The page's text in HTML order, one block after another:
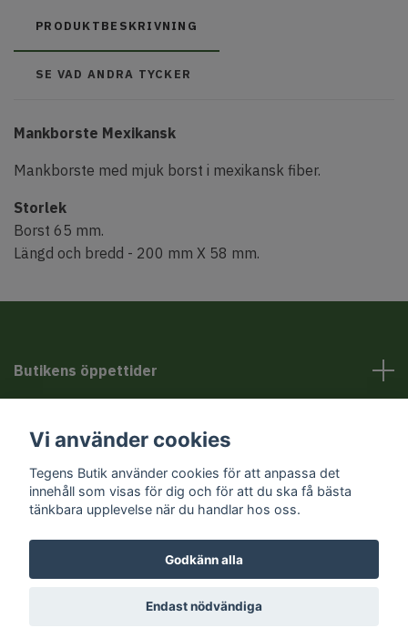
PRODUKTBESKRIVNING
SE VAD ANDRA TYCKER
Mankborste Mexikansk
Mankborste med mjuk borst i mexikansk fiber.
Storlek
Borst 65 mm.
Längd och bredd - 200 mm X 58 mm.
Butikens öppettider
Sociala medier
© 2026 Tegens Butik
Vi använder cookies
Tegens Butik använder cookies för att anpassa det
innehåll som visas för dig och för att du ska få bästa
tänkbara upplevelse när du handlar hos oss.
Godkänn alla
Endast nödvändiga